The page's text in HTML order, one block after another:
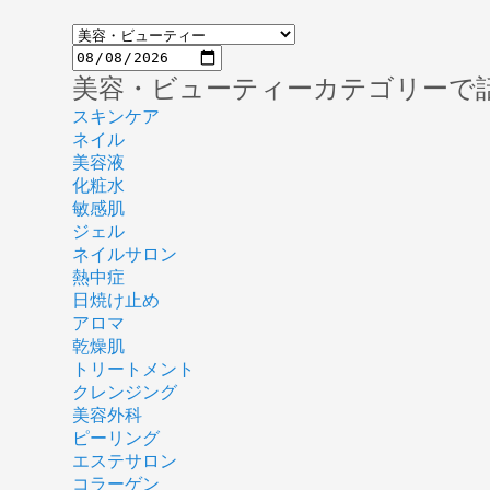
美容・ビューティーカテゴリーで
スキンケア
ネイル
美容液
化粧水
敏感肌
ジェル
ネイルサロン
熱中症
日焼け止め
アロマ
乾燥肌
トリートメント
クレンジング
美容外科
ピーリング
エステサロン
コラーゲン